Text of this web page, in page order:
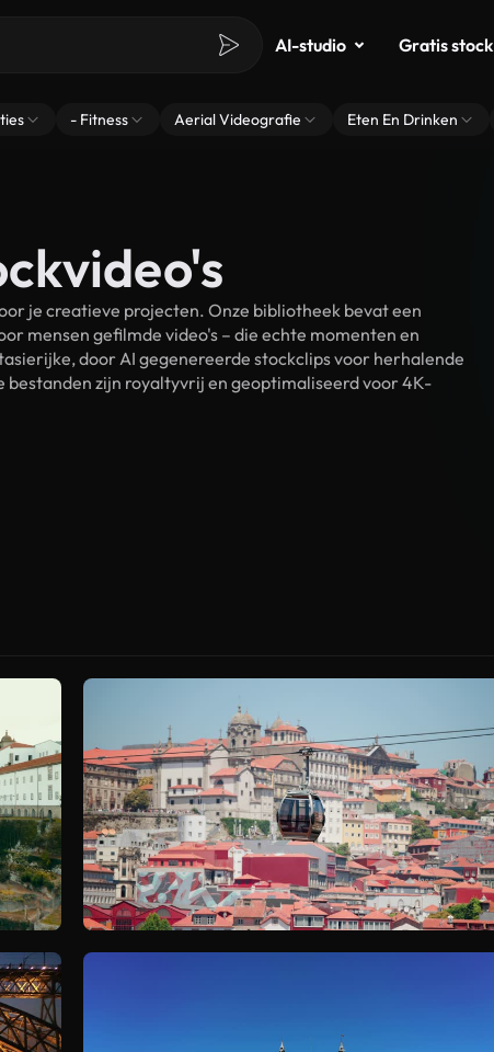
AI-studio Gratis stock
- Fitness Aerial Videografie Eten En Drinken
je creatieve projecten. Onze bibliotheek bevat een
mensen gefilmde video's – die echte momenten en
door AI gegenereerde stockclips voor herhalende
zijn royaltyvrij en geoptimaliseerd voor 4K-